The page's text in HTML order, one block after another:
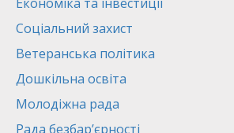
Соціальний захист
Ветеранська політика
Дошкільна освіта
Молодіжна рада
Рада безбар’єрності